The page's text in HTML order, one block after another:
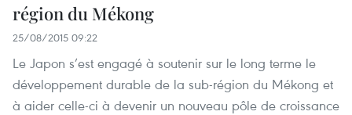
région du Mékong
25/08/2015 09:22
Le Japon s’est engagé à soutenir sur le long terme le
développement durable de la sub-région du Mékong et
à aider celle-ci à devenir un nouveau pôle de croissance